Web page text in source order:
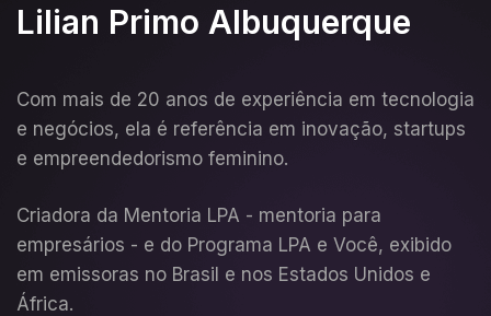
Lilian Primo Albuquerque
Com mais de 20 anos de experiência em tecnologia
e negócios, ela é referência em inovação, startups
e empreendedorismo feminino.
Criadora da Mentoria LPA - mentoria para
empresários - e do Programa LPA e Você, exibido
em emissoras no Brasil e nos Estados Unidos e
África.